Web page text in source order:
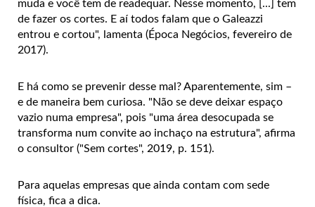
muda e você tem de readequar. Nesse momento, [...] tem
de fazer os cortes. E aí todos falam que o Galeazzi
entrou e cortou", lamenta (Época Negócios, fevereiro de
2017).
E há como se prevenir desse mal? Aparentemente, sim –
e de maneira bem curiosa. "Não se deve deixar espaço
vazio numa empresa", pois "uma área desocupada se
transforma num convite ao inchaço na estrutura", afirma
o consultor ("Sem cortes", 2019, p. 151).
Para aquelas empresas que ainda contam com sede
física, fica a dica.